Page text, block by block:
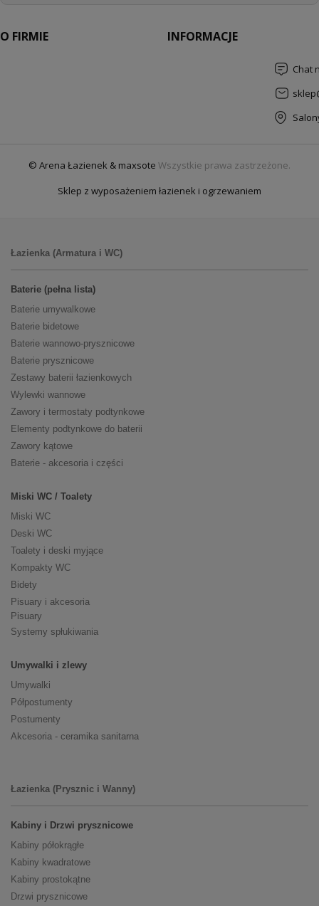
O FIRMIE INFORMACJE
Chat
© Arena Łazienek & maxsote Wszystkie prawa zastrzeżone.
Sklep z wyposażeniem łazienek i ogrzewaniem
Łazienka (Armatura i WC)
Baterie (pełna lista)
Baterie umywalkowe
Baterie bidetowe
Baterie wannowo-prysznicowe
Baterie prysznicowe
Zestawy baterii łazienkowych
Wylewki wannowe
Zawory i termostaty podtynkowe
Elementy podtynkowe do baterii
Zawory kątowe
Baterie - akcesoria i części
Miski WC / Toalety
Miski WC
Deski WC
Toalety i deski myjące
Kompakty WC
Bidety
Pisuary i akcesoria
Pisuary
Systemy spłukiwania
Umywalki i zlewy
Umywalki
Półpostumenty
Postumenty
Akcesoria - ceramika sanitarna
Łazienka (Prysznic i Wanny)
Kabiny i Drzwi prysznicowe
Kabiny półokrągłe
Kabiny kwadratowe
Kabiny prostokątne
Drzwi prysznicowe